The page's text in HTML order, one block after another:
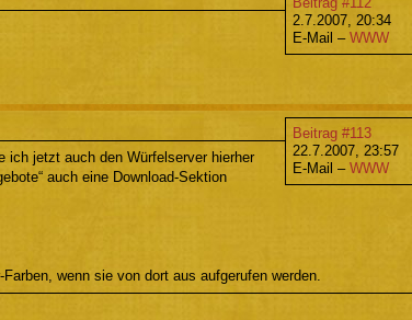
2.7.2007, 20:34
E-Mail – WWW
Beitrag #113
22.7.2007, 23:57
E-Mail – WWW
ich jetzt auch den Würfelserver hierher
auch eine Download-Sektion
wenn sie von dort aus aufgerufen werden.